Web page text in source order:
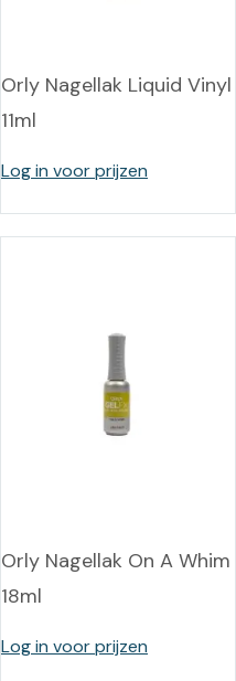
Orly Nagellak Liquid Vinyl
11ml
Log in voor prijzen
Orly Nagellak On A Whim
18ml
Log in voor prijzen